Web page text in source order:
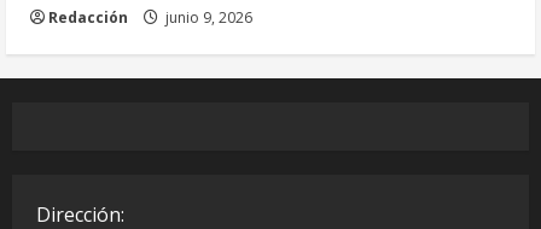
Redacción junio 9, 2026
Dirección: